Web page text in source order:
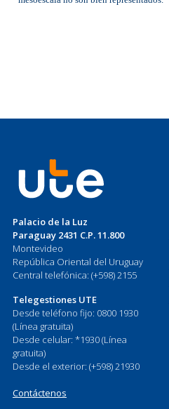
Palacio de la Luz
Paraguay 2431 C.P. 11.800
Montevideo
República Oriental del Uruguay
Central telefónica: (+598) 2155
Telegestiones UTE
Desde teléfono fijo: 0800 1930
(Línea gratuita)
Desde celular: *1930 (Línea
gratuita)
Desde el exterior: (+598) 21930
Contáctenos